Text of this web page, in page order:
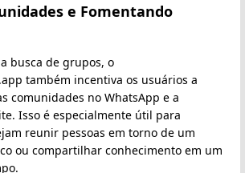
e Fomentando
busca de grupos, o
também incentiva os usuários a
comunidades no WhatsApp e a
Isso é especialmente útil para
reunir pessoas em torno de um
ou compartilhar conhecimento em um